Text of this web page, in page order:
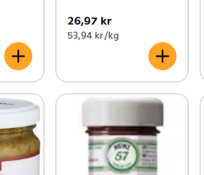
26,97 kr
53,94 kr /kg